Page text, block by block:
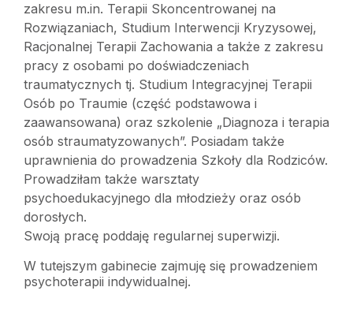
zakresu m.in. Terapii Skoncentrowanej na
Rozwiązaniach, Studium Interwencji Kryzysowej,
Racjonalnej Terapii Zachowania a także z zakresu
pracy z osobami po doświadczeniach
traumatycznych tj. Studium Integracyjnej Terapii
Osób po Traumie (część podstawowa i
zaawansowana) oraz szkolenie „Diagnoza i terapia
osób straumatyzowanych”. Posiadam także
uprawnienia do prowadzenia Szkoły dla Rodziców.
Prowadziłam także warsztaty
psychoedukacyjnego dla młodzieży oraz osób
dorosłych.
Swoją pracę poddaję regularnej superwizji.
W tutejszym gabinecie zajmuję się prowadzeniem
psychoterapii indywidualnej.